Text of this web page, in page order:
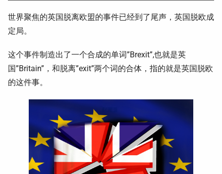
世界聚焦的英国脱离欧盟的事件已经到了尾声，英国脱欧成
定局。
这个事件制造出了一个合成的单词”Brexit”,也就是英
国”Britain”，和脱离”exit”两个词的合体，指的就是英国脱欧
的这件事。